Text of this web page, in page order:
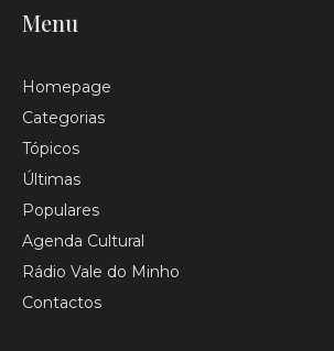
Menu
Homepage
Categorias
Tópicos
Últimas
Populares
Agenda Cultural
Rádio Vale do Minho
Contactos